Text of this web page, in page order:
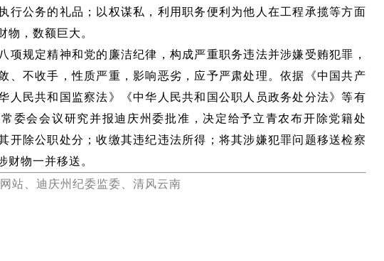
行公务的礼品；以权谋私，利用职务便利为他人在工程承揽等方面
物，数额巨大。
项规定精神和党的廉洁纪律，构成严重职务违法并涉嫌受贿犯罪，
、不收手，性质严重，影响恶劣，应予严肃处理。依据《中国共产
人民共和国监察法》《中华人民共和国公职人员政务处分法》等有
委会会议研究并报迪庆州委批准，决定给予立青农布开除党籍处
开除公职处分；收缴其违纪违法所得；将其涉嫌犯罪问题移送检察
财物一并移送。
站、迪庆州纪委监委、清风云南